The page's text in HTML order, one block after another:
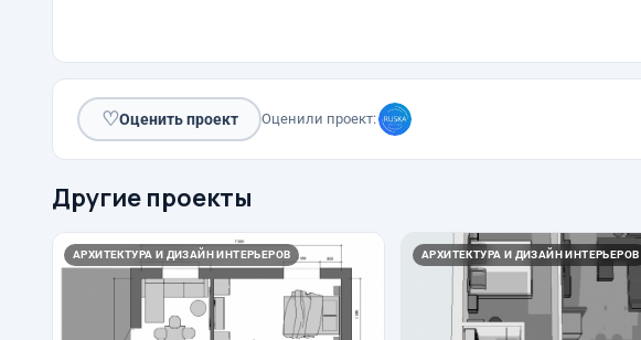
♡Оценить проект Оценили проект:
Другие проекты
АРХИТЕКТУРА И ДИЗАЙН ИНТЕРЬЕРОВ АРХИТЕКТУРА И ДИЗАЙН ИНТЕРЬЕРОВ